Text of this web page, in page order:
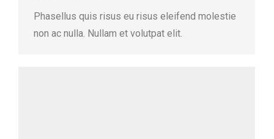
Phasellus quis risus eu risus eleifend molestie
non ac nulla. Nullam et volutpat elit.